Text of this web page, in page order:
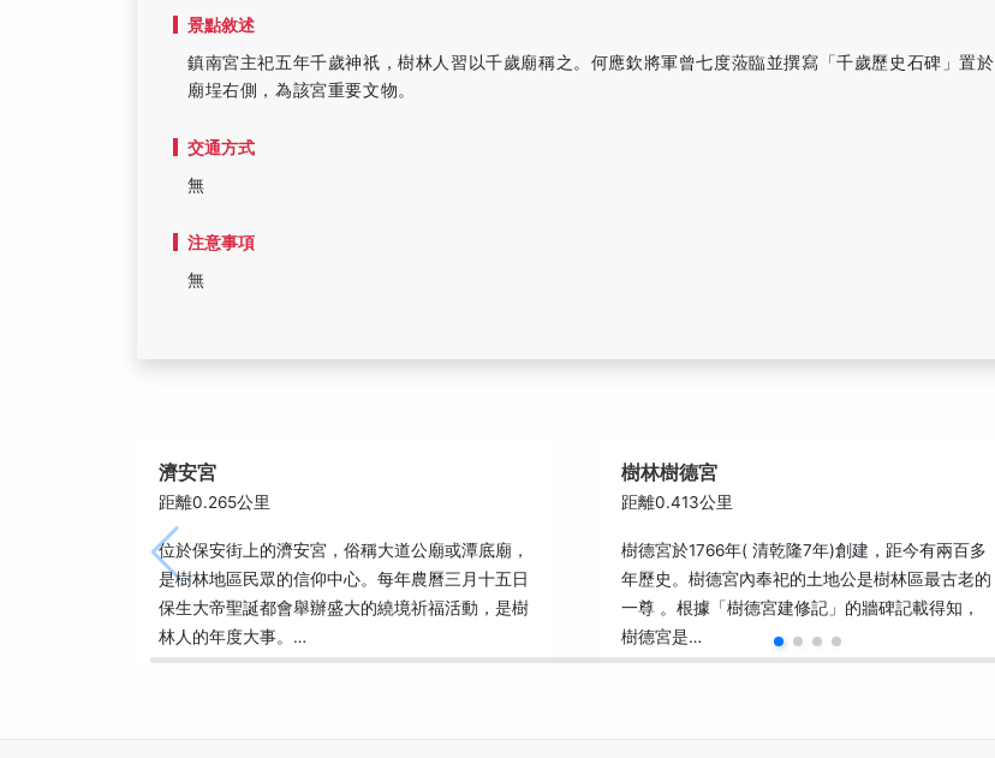
景點敘述
鎮南宮主祀五年千歲神祇，樹林人習以千歲廟稱之。何應欽將軍曾七度蒞臨並撰寫「千歲歷史石碑」置於
廟埕右側，為該宮重要文物。
交通方式
無
注意事項
無
濟安宮
距離0.265公里
位於保安街上的濟安宮，俗稱大道公廟或潭底廟，
是樹林地區民眾的信仰中心。每年農曆三月十五日
保生大帝聖誕都會舉辦盛大的繞境祈福活動，是樹
林人的年度大事。…
樹林樹德宮
距離0.413公里
樹德宮於1766年( 清乾隆7年)創建，距今有兩百多
年歷史。樹德宮內奉祀的土地公是樹林區最古老的
一尊 。根據「樹德宮建修記」的牆碑記載得知，
樹德宮是…